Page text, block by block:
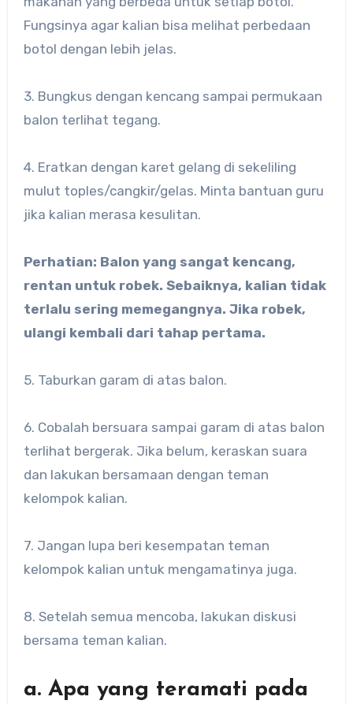
Fungsinya agar kalian bisa melihat perbedaan
botol dengan lebih jelas.
3. Bungkus dengan kencang sampai permukaan
balon terlihat tegang.
4. Eratkan dengan karet gelang di sekeliling
mulut toples/cangkir/gelas. Minta bantuan guru
jika kalian merasa kesulitan.
Perhatian: Balon yang sangat kencang,
rentan untuk robek. Sebaiknya, kalian tidak
terlalu sering memegangnya. Jika robek,
ulangi kembali dari tahap pertama.
5. Taburkan garam di atas balon.
6. Cobalah bersuara sampai garam di atas balon
terlihat bergerak. Jika belum, keraskan suara
dan lakukan bersamaan dengan teman
kelompok kalian.
7. Jangan lupa beri kesempatan teman
kelompok kalian untuk mengamatinya juga.
8. Setelah semua mencoba, lakukan diskusi
bersama teman kalian.
a. Apa yang teramati pada